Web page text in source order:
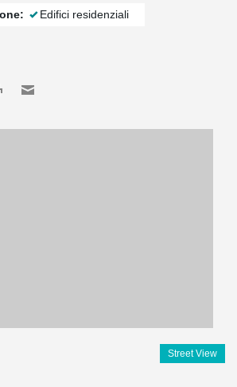
Edifici residenziali
Street View